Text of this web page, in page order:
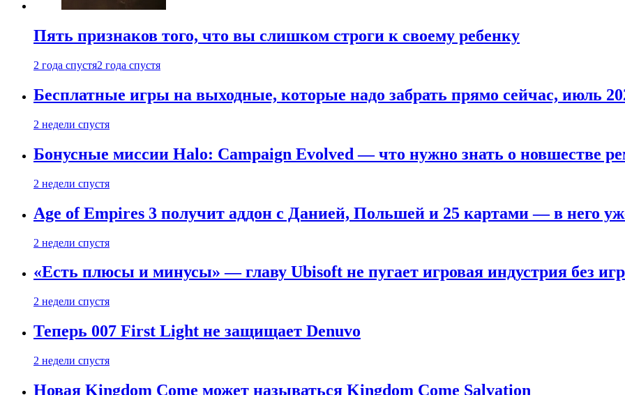
Пять признаков того, что вы слишком строги к своему ребенку
2 года спустя2 года спустя
Бесплатные игры на выходные, которые надо забрать прямо сейчас, июль
2 недели спустя
Бонусные миссии Halo: Campaign Evolved — что нужно знать о новшестве
2 недели спустя
Age of Empires 3 получит аддон с Данией, Польшей и 25 картами — в него
2 недели спустя
«Есть плюсы и минусы» — главу Ubisoft не пугает игровая индустрия без
2 недели спустя
Теперь 007 First Light не защищает Denuvo
2 недели спустя
Новая Kingdom Come может называться Kingdom Come Salvation